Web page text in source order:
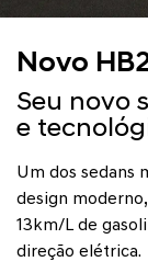
Novo
Seu novo
e
Um dos sedans
design
13km/L de
direção elétrica.